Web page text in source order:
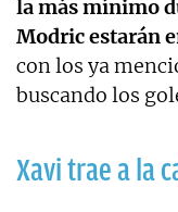
la más mínimo
Modric estarán
con los ya
buscando los
Xavi trae a la